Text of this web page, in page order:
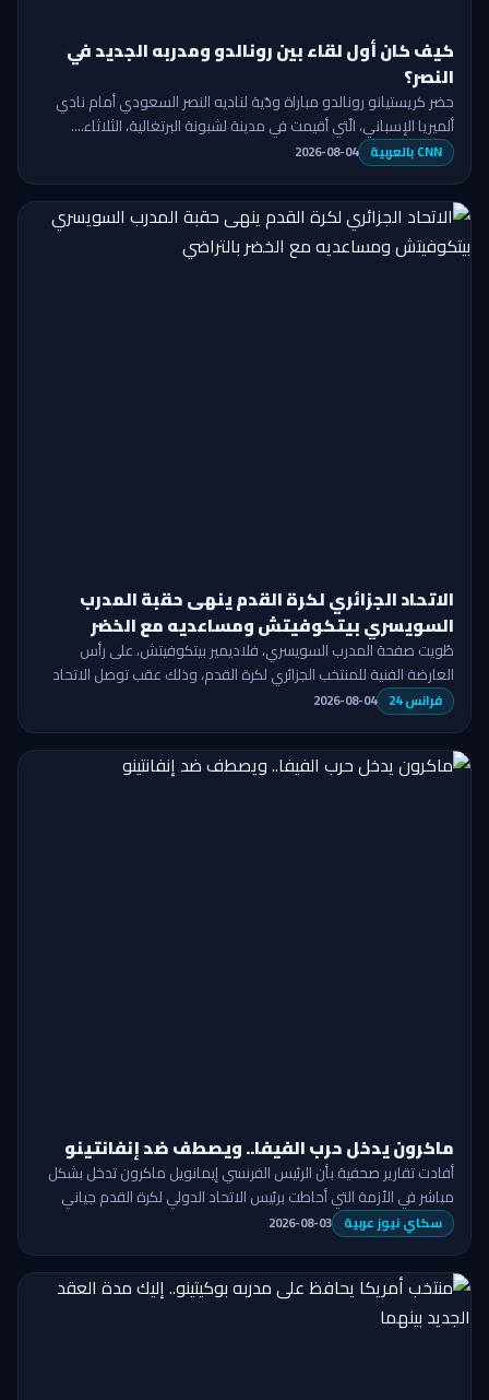
كيف كان أول لقاء بين رونالدو ومدربه الجديد في
النصر؟
حضر كريستيانو رونالدو مباراة ودّية لناديه النصر السعودي أمام نادي
ألميريا الإسباني، الّتي أقيمت في مدينة لشبونة البرتغالية، الثلاثاء.…
CNN بالعربية 2026-08-04
الاتحاد الجزائري لكرة القدم ينهى حقبة المدرب
السويسري بيتكوفيتش ومساعديه مع الخضر
بالتراضي
طُويت صفحة المدرب السويسري، فلاديمير بيتكوفيتش، على رأس
العارضة الفنية للمنتخب الجزائري لكرة القدم، وذلك عقب توصل الاتحاد
الجزائري ("الفاف")…
فرانس 24 2026-08-04
ماكرون يدخل حرب الفيفا.. ويصطف ضد إنفانتينو
أفادت تقارير صحفية بأن الرئيس الفرنسي إيمانويل ماكرون تدخل بشكل
مباشر في الأزمة التي أحاطت برئيس الاتحاد الدولي لكرة القدم جياني
إنفانتينو، …
سكاي نيوز عربية 2026-08-03